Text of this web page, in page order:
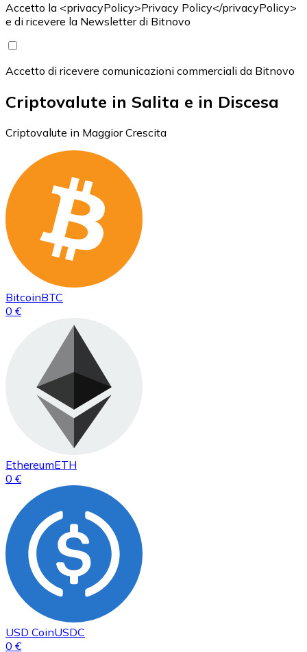
Accetto la <privacyPolicy>Privacy Policy</privacyPolicy>
e di ricevere la Newsletter di Bitnovo
Accetto di ricevere comunicazioni commerciali da Bitnovo
Criptovalute in Salita e in Discesa
Criptovalute in Maggior Crescita
BitcoinBTC
0 €
EthereumETH
0 €
USD CoinUSDC
0 €